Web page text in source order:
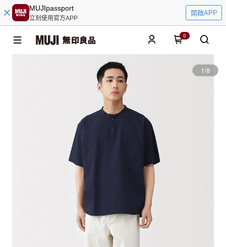
MUJIpassport
立刻使用官方APP
開啟APP
0
1/8